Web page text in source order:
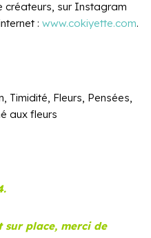
créateurs, sur Instagram
: www.cokiyette.com.
Timidité, Fleurs, Pensées,
aux fleurs
sur place, merci de